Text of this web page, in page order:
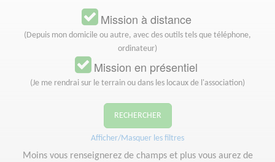
Mission à distance
(Depuis mon domicile ou autre, avec des outils tels que téléphone,
ordinateur)
Mission en présentiel
(Je me rendrai sur le terrain ou dans les locaux de l'association)
RECHERCHER
Afficher/Masquer les filtres
Moins vous renseignerez de champs et plus vous aurez de